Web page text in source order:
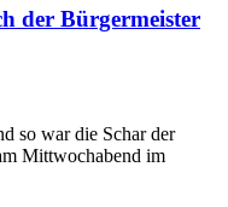
der Bürgermeister
so war die Schar der
Mittwochabend im